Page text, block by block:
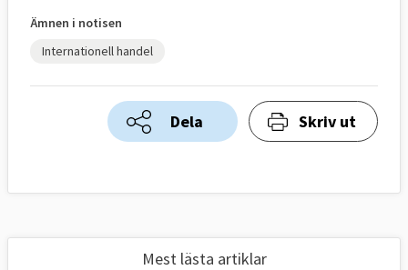
Ämnen i notisen
Internationell handel
Dela Skriv ut
Mest lästa artiklar